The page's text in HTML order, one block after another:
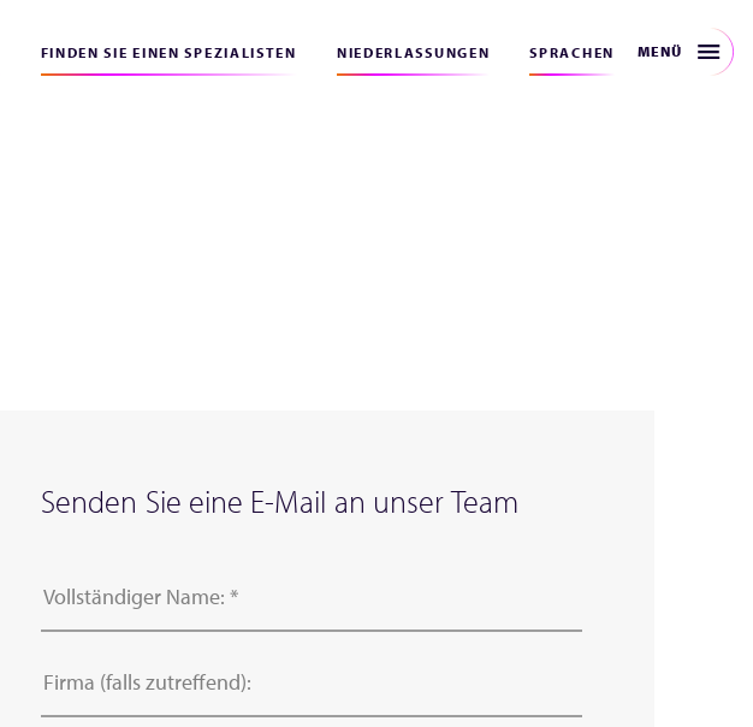
FINDEN SIE EINEN SPEZIALISTEN NIEDERLASSUNGEN SPRACHEN MENÜ
Senden Sie eine E-Mail an unser Team